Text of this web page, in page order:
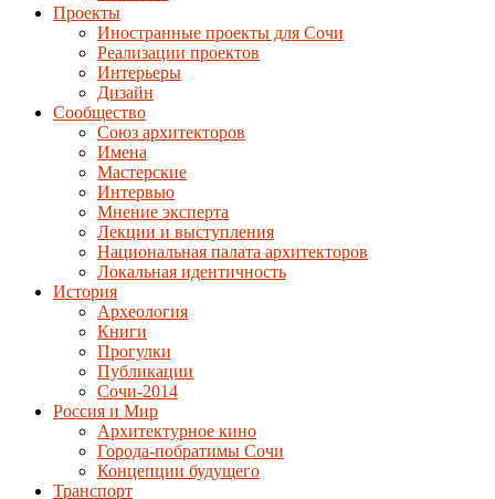
Проекты
Иностранные проекты для Сочи
Реализации проектов
Интерьеры
Дизайн
Сообщество
Союз архитекторов
Имена
Мастерские
Интервью
Мнение эксперта
Лекции и выступления
Национальная палата архитекторов
Локальная идентичность
История
Археология
Книги
Прогулки
Публикации
Сочи-2014
Россия и Мир
Архитектурное кино
Города-побратимы Сочи
Концепции будущего
Транспорт